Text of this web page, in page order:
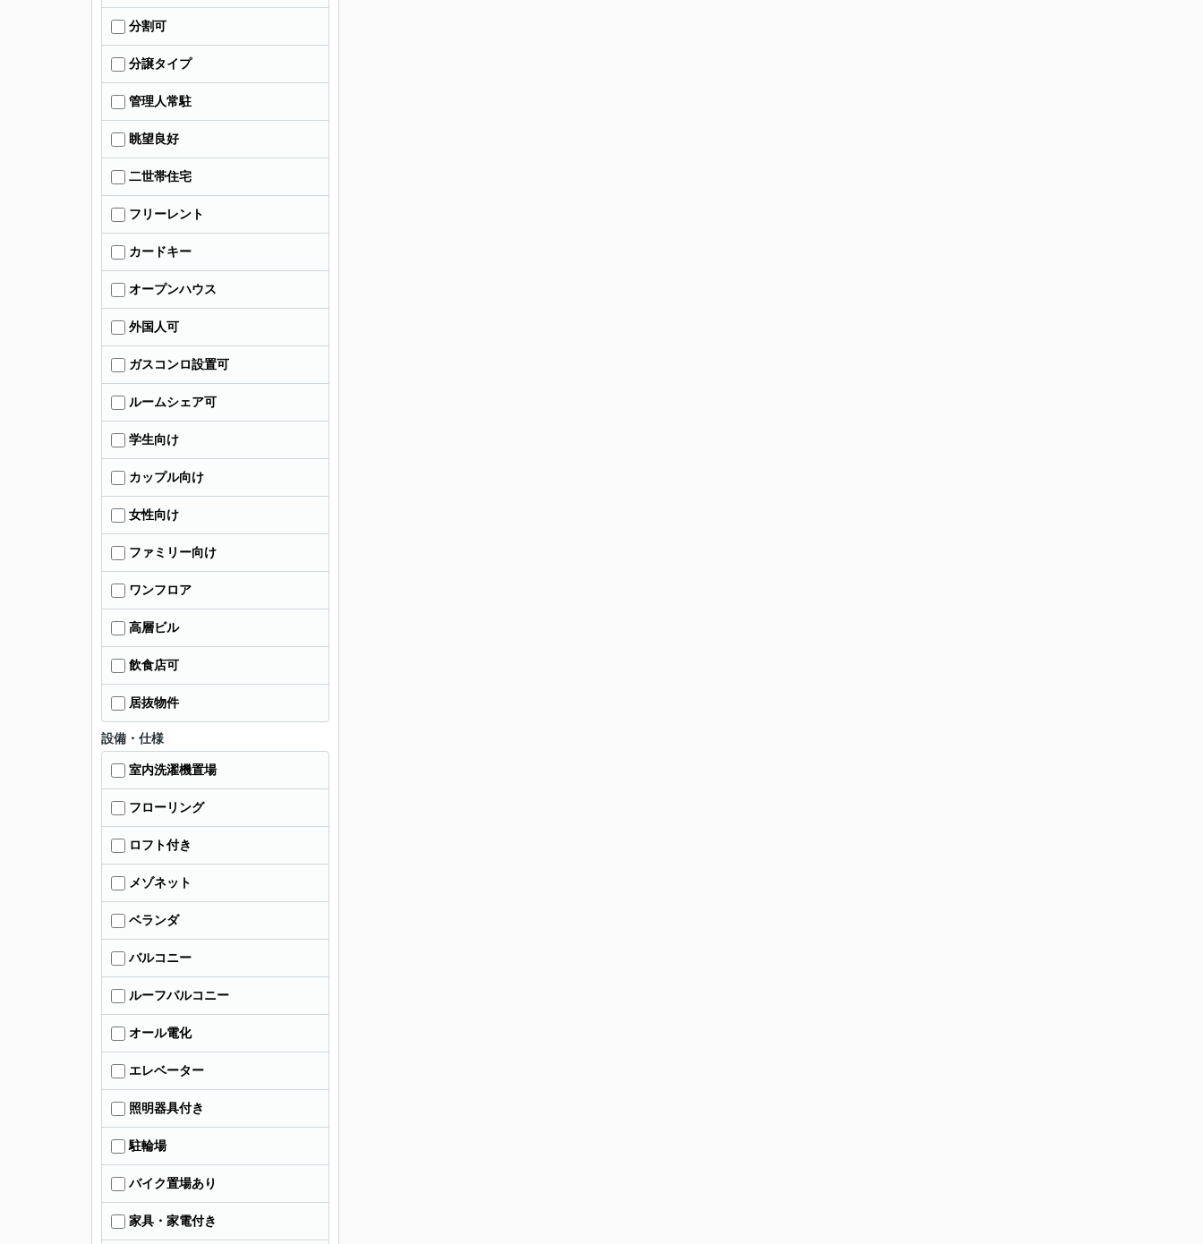
分割可
分譲タイプ
管理人常駐
眺望良好
二世帯住宅
フリーレント
カードキー
オープンハウス
外国人可
ガスコンロ設置可
ルームシェア可
学生向け
カップル向け
女性向け
ファミリー向け
ワンフロア
高層ビル
飲食店可
居抜物件
設備・仕様
室内洗濯機置場
フローリング
ロフト付き
メゾネット
ベランダ
バルコニー
ルーフバルコニー
オール電化
エレベーター
照明器具付き
駐輪場
バイク置場あり
家具・家電付き